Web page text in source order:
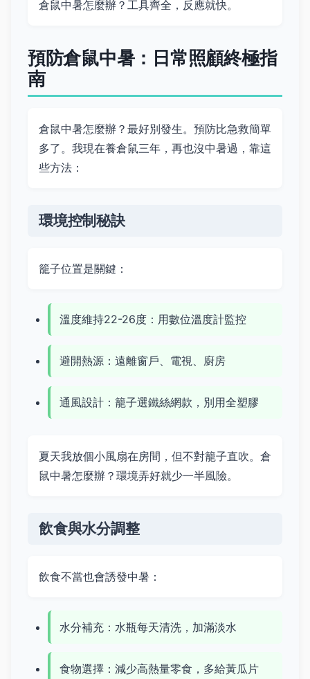
倉鼠中暑怎麼辦？工具齊全，反應就快。
預防倉鼠中暑：日常照顧終極指
南
倉鼠中暑怎麼辦？最好別發生。預防比急救簡單
多了。我現在養倉鼠三年，再也沒中暑過，靠這
些方法：
環境控制秘訣
籠子位置是關鍵：
溫度維持22-26度：用數位溫度計監控
避開熱源：遠離窗戶、電視、廚房
通風設計：籠子選鐵絲網款，別用全塑膠
夏天我放個小風扇在房間，但不對籠子直吹。倉
鼠中暑怎麼辦？環境弄好就少一半風險。
飲食與水分調整
飲食不當也會誘發中暑：
水分補充：水瓶每天清洗，加滿淡水
食物選擇：減少高熱量零食，多給黃瓜片